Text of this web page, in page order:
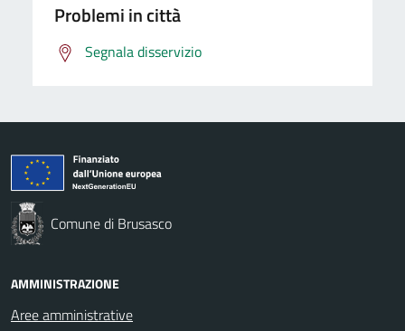
Problemi in città
Segnala disservizio
Comune di Brusasco
AMMINISTRAZIONE
Aree amministrative